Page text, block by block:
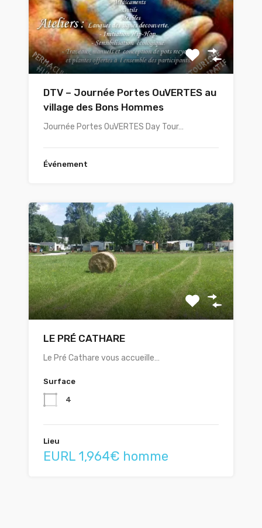
DTV – Journée Portes OuVERTES au
village des Bons Hommes
Journée Portes OuVERTES Day Tour…
Événement
LE PRÉ CATHARE
Le Pré Cathare vous accueille…
Surface
4
Lieu
EURL 1,964€ homme